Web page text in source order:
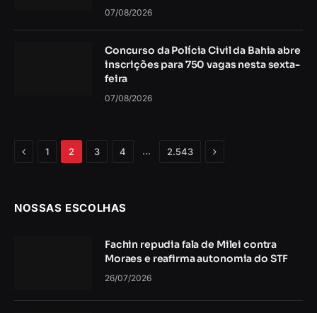
07/08/2026
Concurso da Polícia Civil da Bahia abre
inscrições para 750 vagas nesta sexta-
feira
07/08/2026
Anterior
1 2 3 4 … 2.543 Próximo
NOSSAS ESCOLHAS
Fachin repudia fala de Milei contra
Moraes e reafirma autonomia do STF
26/07/2026